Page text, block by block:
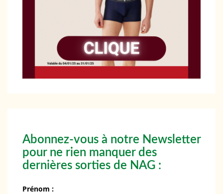
Abonnez-vous à notre Newsletter
pour ne rien manquer des
dernières sorties de NAG :
Prénom :